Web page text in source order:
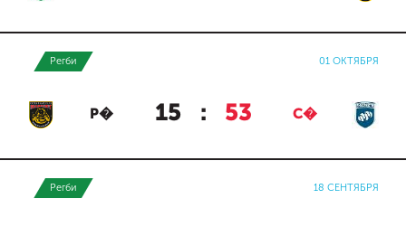
Регби 01 ОКТЯБРЯ
Р� 15 : 53 С�
Регби 18 СЕНТЯБРЯ